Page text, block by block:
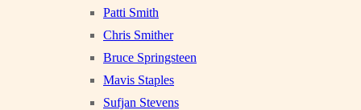
Patti Smith
Chris Smither
Bruce Springsteen
Mavis Staples
Sufjan Stevens